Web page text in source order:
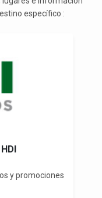
específico :
y promociones